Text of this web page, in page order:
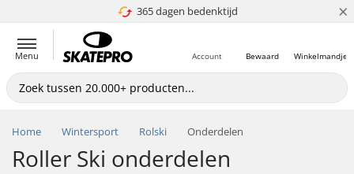
365 dagen bedenktijd
4.8 van 5 ×
Menu Winkelmandje
Bewaard
Account
Home Wintersport Rolski Onderdelen
Roller Ski onderdelen